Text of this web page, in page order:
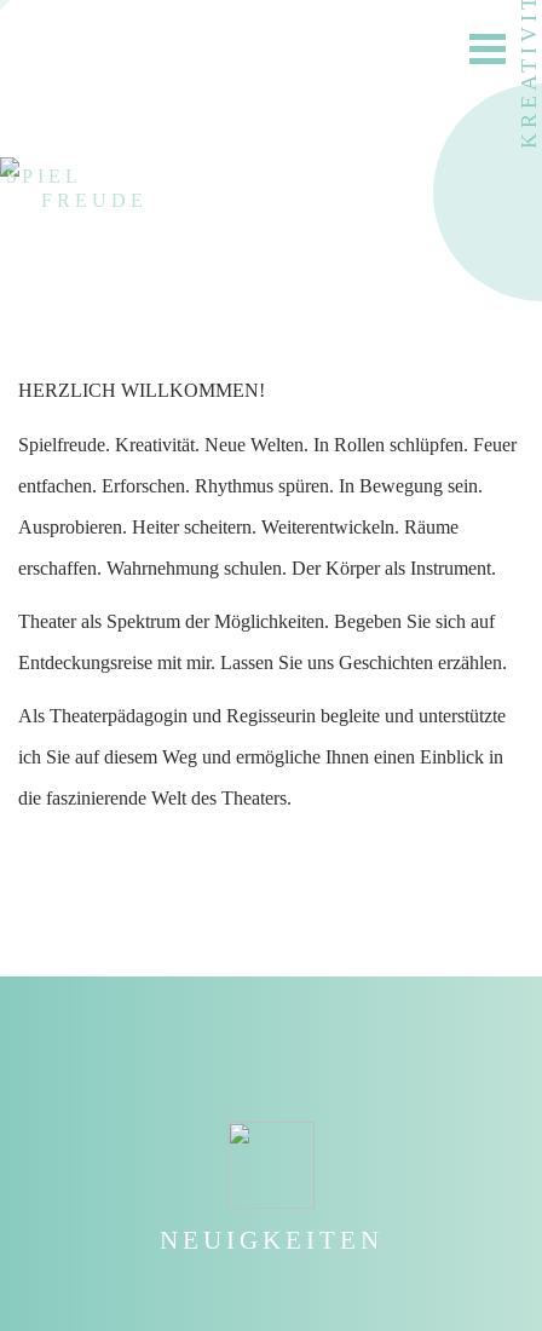
SPIEL
FREUDE
KREATIVITÄT
HERZLICH WILLKOMMEN!
Spielfreude. Kreativität. Neue Welten. In Rollen schlüpfen. Feuer
entfachen. Erforschen. Rhythmus spüren. In Bewegung sein.
Ausprobieren. Heiter scheitern. Weiterentwickeln. Räume
erschaffen. Wahrnehmung schulen. Der Körper als Instrument.
Theater als Spektrum der Möglichkeiten. Begeben Sie sich auf
Entdeckungsreise mit mir. Lassen Sie uns Geschichten erzählen.
Als Theaterpädagogin und Regisseurin begleite und unterstützte
ich Sie auf diesem Weg und ermögliche Ihnen einen Einblick in
die faszinierende Welt des Theaters.
NEUIGKEITEN